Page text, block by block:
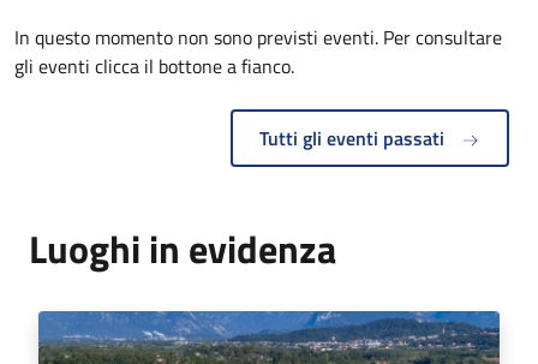
In questo momento non sono previsti eventi. Per consultare
gli eventi clicca il bottone a fianco.
Tutti gli eventi passati
Luoghi in evidenza